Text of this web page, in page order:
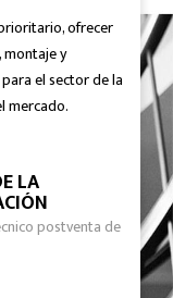
ofrecer
montaje y
el sector de la
mercado.
LA
postventa de